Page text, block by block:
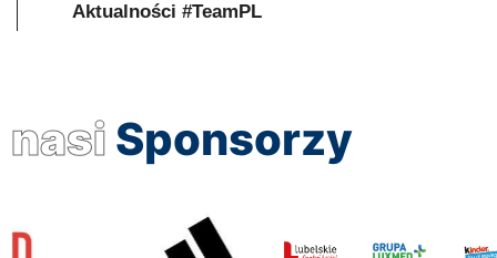
Aktualności #TeamPL
nasi Sponsorzy